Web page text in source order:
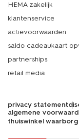
HEMA zakelijk
klantenservice
actievoorwaarden
saldo cadeaukaart
partnerships
retail media
privacy statement
algemene
thuiswinkel waarborg